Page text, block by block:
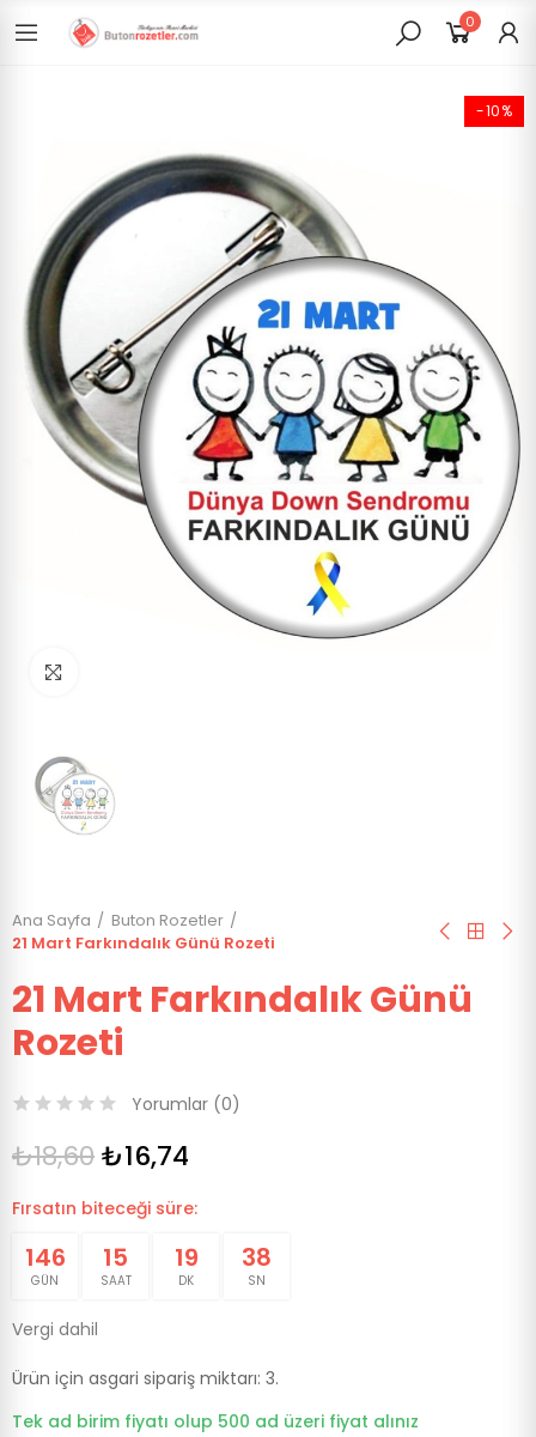
0
-10%
Ana Sayfa
Buton Rozetler
21 Mart Farkındalık Günü Rozeti
21 Mart Farkındalık Günü
Rozeti
Yorumlar (0)
₺18,60₺16,74
Fırsatın biteceği süre:
146
GÜN
15
SAAT
19
DK
37
SN
Vergi dahil
Ürün için asgari sipariş miktarı: 3.
Tek ad birim fiyatı olup 500 ad üzeri fiyat alınız